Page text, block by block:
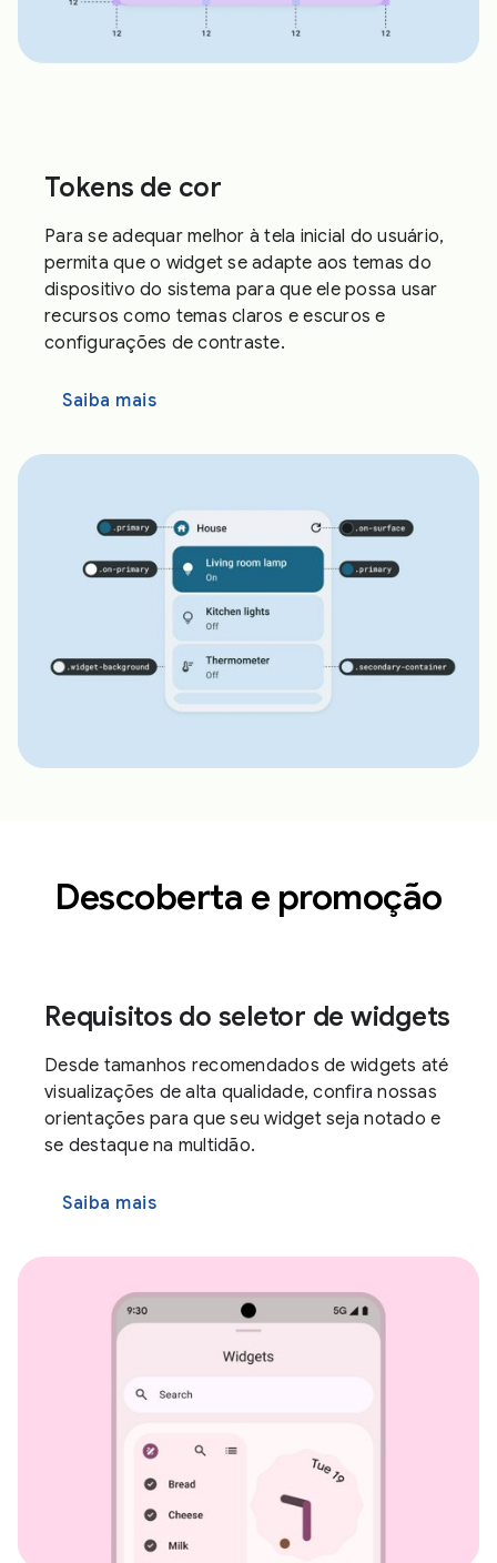
Tokens de cor
Para se adequar melhor à tela inicial do usuário,
permita que o widget se adapte aos temas do
dispositivo do sistema para que ele possa usar
recursos como temas claros e escuros e
configurações de contraste.
Saiba mais
Descoberta e promoção
Requisitos do seletor de widgets
Desde tamanhos recomendados de widgets até
visualizações de alta qualidade, confira nossas
orientações para que seu widget seja notado e
se destaque na multidão.
Saiba mais